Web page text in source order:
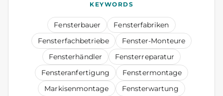
KEYWORDS
Fensterbauer
Fensterfabriken
Fensterfachbetriebe
Fenster-Monteure
Fensterhändler
Fensterreparatur
Fensteranfertigung
Fenstermontage
Markisenmontage
Fensterwartung